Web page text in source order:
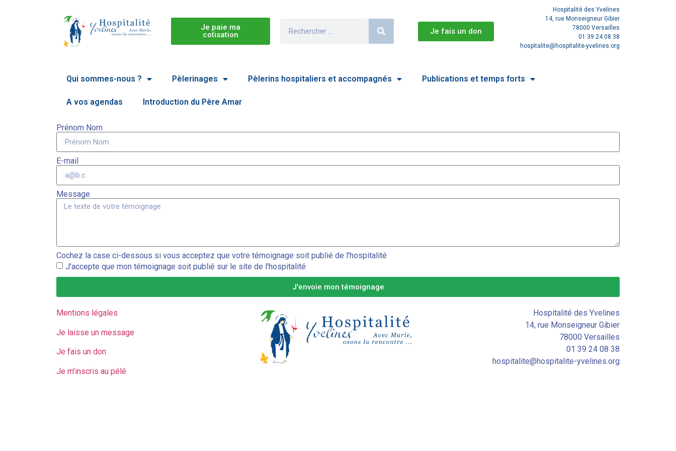
Je paie ma
cotisation
Je fais un don
Hospitalité des Yvelines
14, rue Monseigneur Gibier
78000 Versailles
01 39 24 08 38
hospitalite@hospitalite-yvelines.org
Qui sommes-nous ? Pèlerinages Pèlerins hospitaliers et accompagnés Publications et temps forts
A vos agendas Introduction du Père Amar
Prénom Nom
E-mail
Message
Cochez la case ci-dessous si vous acceptez que votre témoignage soit publié de l'hospitalité
J'accepte que mon témoignage soit publié sur le site de l'hospitalité
J'envoie mon témoignage
Mentions légales
Je laisse un message
Je fais un don
Je m’inscris au pélé
Hospitalité des Yvelines
14, rue Monseigneur Gibier
78000 Versailles
01 39 24 08 38
hospitalite@hospitalite-yvelines.org